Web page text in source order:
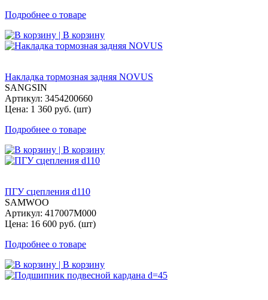
Подробнее о товаре
| В корзину
Накладка тормозная задняя NOVUS
SANGSIN
Артикул: 3454200660
Цена: 1 360 руб. (шт)
Подробнее о товаре
| В корзину
ПГУ сцепления d110
SAMWOO
Артикул: 417007M000
Цена: 16 600 руб. (шт)
Подробнее о товаре
| В корзину